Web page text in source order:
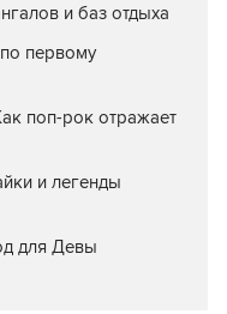
и баз отдыха
по первому
поп-рок отражает
и легенды
для Девы